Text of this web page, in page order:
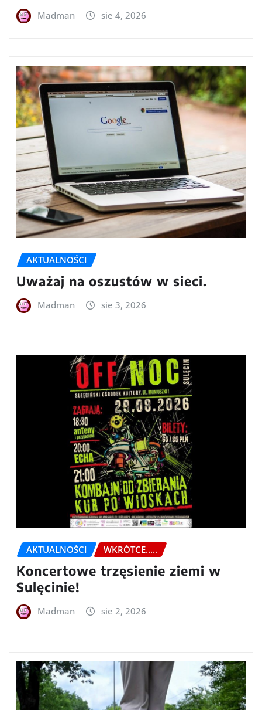
Madman sie 4, 2026
AKTUALNOŚCI
Uważaj na oszustów w sieci.
Madman sie 3, 2026
AKTUALNOŚCI WKRÓTCE.....
Koncertowe trzęsienie ziemi w
Sulęcinie!
Madman sie 2, 2026